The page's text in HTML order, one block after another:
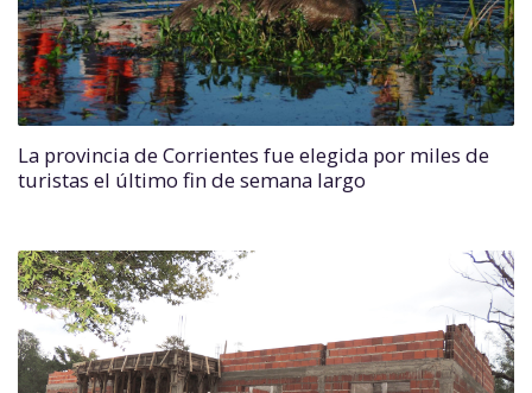
La provincia de Corrientes fue elegida por miles de
turistas el último fin de semana largo